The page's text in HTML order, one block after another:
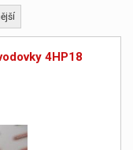
4HP18